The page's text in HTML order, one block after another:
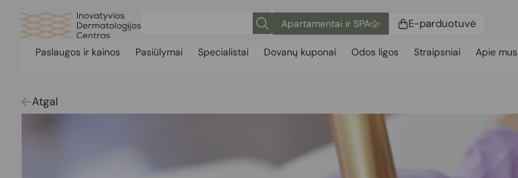
Apartamentai ir SPA E-parduotuvė
Paslaugos ir kainos Pasiūlymai Specialistai Dovanų kuponai Odos ligos Straipsniai Apie mus
Atgal